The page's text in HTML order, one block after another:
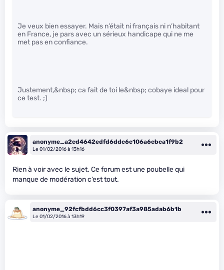
Je veux bien essayer. Mais n’était ni français ni n’habitant
en France, je pars avec un sérieux handicape qui ne me
met pas en confiance.
Justement,&nbsp; ca fait de toi le&nbsp; cobaye ideal pour
ce test. ;)
anonyme_a2cd4642edfd6ddc6c106a6cbca1f9b2
Le 01/02/2016 à 13h16
Rien à voir avec le sujet. Ce forum est une poubelle qui
manque de modération c’est tout.
anonyme_92fcfbdd6cc3f0397af3a985adab6b1b
Le 01/02/2016 à 13h19